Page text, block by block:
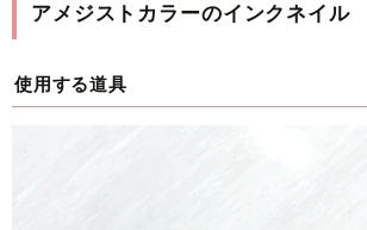
アメジストカラーのインクネイル
使用する道具